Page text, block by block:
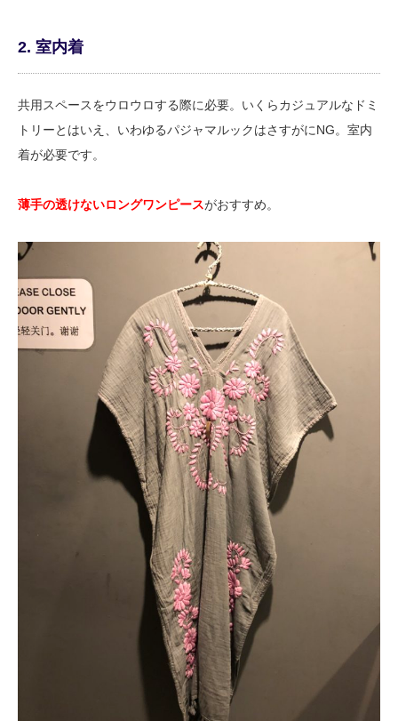
2. 室内着
共用スペースをウロウロする際に必要。いくらカジュアルなドミ
トリーとはいえ、いわゆるパジャマルックはさすがにNG。室内
着が必要です。
薄手の透けないロングワンピースがおすすめ。